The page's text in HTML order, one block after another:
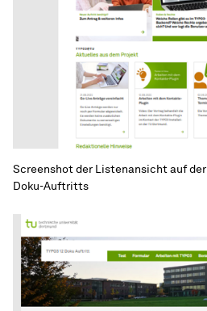
Screenshot der Listenansicht auf
Doku-Auftritts